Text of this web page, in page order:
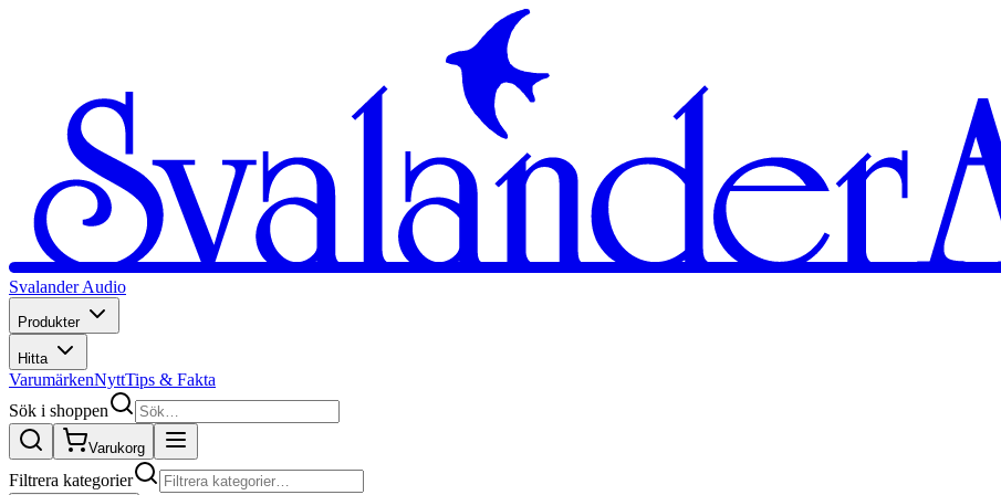
Svalander Audio
Produkter
Hitta
VarumärkenNyttTips & Fakta
Sök i shoppen
Varukorg
Filtrera kategorier